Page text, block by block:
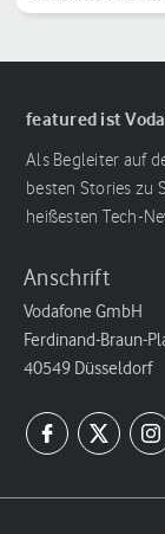
featured ist
Als Begleiter auf
besten Stories zu
heißesten Tech-
Anschrift
Vodafone GmbH
Ferdinand-Braun-
40549 Düsseldorf